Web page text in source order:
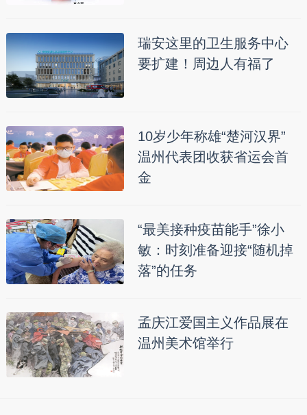
瑞安这里的卫生服务中心
要扩建！周边人有福了
10岁少年称雄“楚河汉界”
温州代表团收获省运会首
金
“最美接种疫苗能手”徐小
敏：时刻准备迎接“随机掉
落”的任务
孟庆江爱国主义作品展在
温州美术馆举行